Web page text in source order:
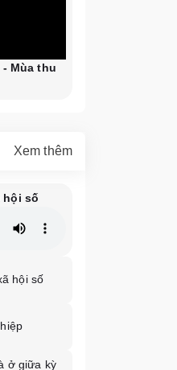
Mùa thu
Xem thêm
hội số
hội số
ở giữa kỳ